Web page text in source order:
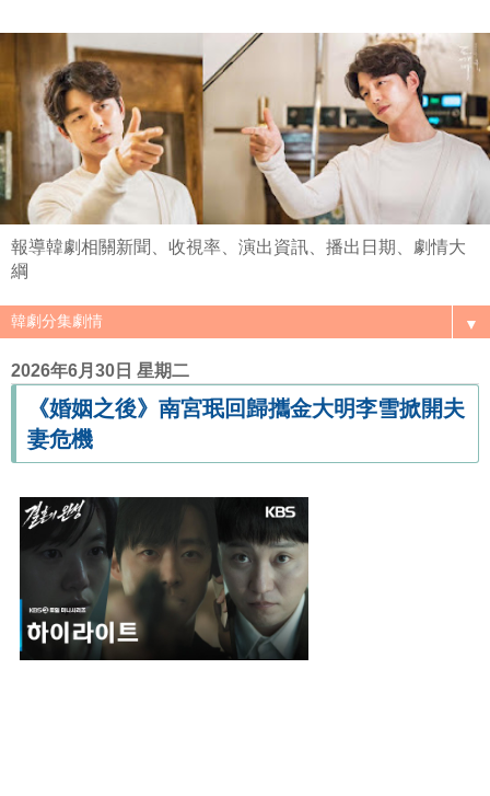
報導韓劇相關新聞、收視率、演出資訊、播出日期、劇情大
綱
▼
2026年6月30日 星期二
《婚姻之後》南宮珉回歸攜金大明李雪掀開夫
妻危機